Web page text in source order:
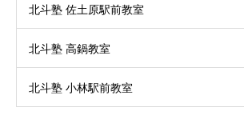
北斗塾 佐土原駅前教室
北斗塾 高鍋教室
北斗塾 小林駅前教室